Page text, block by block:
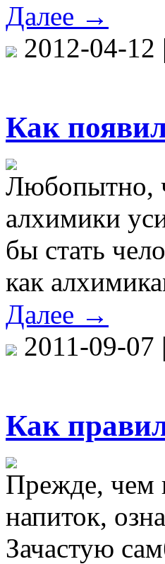
Далее →
2012-04-12 |
Как
Любопытно,
алхимики
бы стать
как
Далее →
2011-09-07 |
Как
Прежде, чем
напиток,
Зачастую